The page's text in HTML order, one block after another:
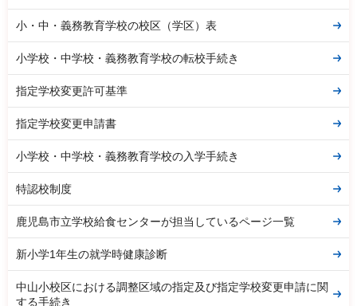
小・中・義務教育学校の校区（学区）表
小学校・中学校・義務教育学校の転校手続き
指定学校変更許可基準
指定学校変更申請書
小学校・中学校・義務教育学校の入学手続き
特認校制度
鹿児島市立学校給食センターが担当しているページ一覧
新小学1年生の就学時健康診断
中山小校区における調整区域の指定及び指定学校変更申請に関
する手続き